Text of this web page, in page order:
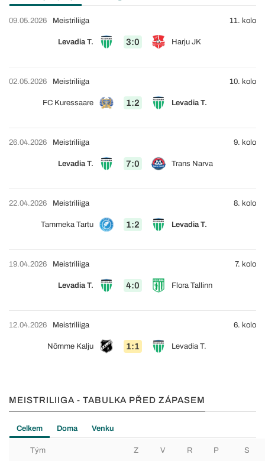
09.05.2026
Levadia T. 3:0 Harju JK
Meistriliiga 11. kolo
02.05.2026
FC Kuressaare 1:2 Levadia T.
Meistriliiga 10. kolo
26.04.2026
Levadia T. 7:0 Trans Narva
Meistriliiga 9. kolo
22.04.2026
Tammeka Tartu 1:2 Levadia T.
Meistriliiga 8. kolo
19.04.2026
Levadia T. 4:0 Flora Tallinn
Meistriliiga 7. kolo
12.04.2026
Nõmme Kalju 1:1 Levadia T.
Meistriliiga 6. kolo
MEISTRILIIGA - TABULKA PŘED ZÁPASEM
Celkem Doma Venku
Tým Z V R P S